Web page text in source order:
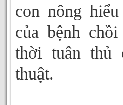
con nông
của bệnh
thời tuân thủ
thuật.